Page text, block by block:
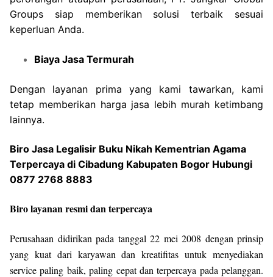
Groups siap memberikan solusi terbaik sesuai
keperluan Anda.
Biaya Jasa Termurah
Dengan layanan prima yang kami tawarkan, kami
tetap memberikan harga jasa lebih murah ketimbang
lainnya.
Biro Jasa Legalisir Buku Nikah Kementrian Agama
Terpercaya di Cibadung Kabupaten Bogor Hubungi
0877 2768 8883
Biro layanan resmi dan terpercaya
Perusahaan didirikan pada tanggal 22 mei 2008 dengan prinsip
yang kuat dari karyawan dan kreatifitas untuk menyediakan
service paling baik, paling cepat dan terpercaya pada pelanggan.